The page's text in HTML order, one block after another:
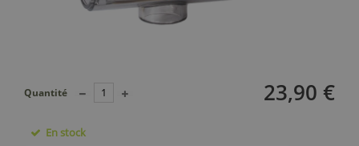
23,90 €
Quantité
En stock